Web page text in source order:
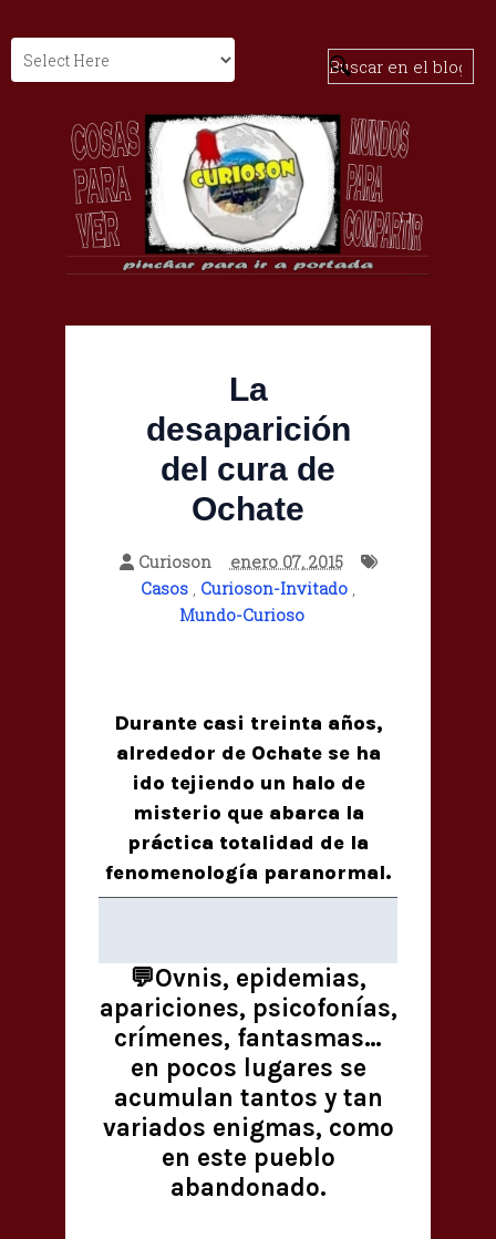
La
desaparición
del cura de
Ochate
Curioson
enero 07, 2015
Casos , Curioson-Invitado ,
Mundo-Curioso
Durante casi treinta años,
alrededor de Ochate se ha
ido tejiendo un halo de
misterio que abarca la
práctica totalidad de la
fenomenología paranormal.
💬Ovnis, epidemias,
apariciones, psicofonías,
crímenes, fantasmas…
en pocos lugares se
acumulan tantos y tan
variados enigmas, como
en este pueblo
abandonado.